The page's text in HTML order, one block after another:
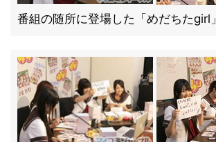
番組の随所に登場した「めだちたgirl」